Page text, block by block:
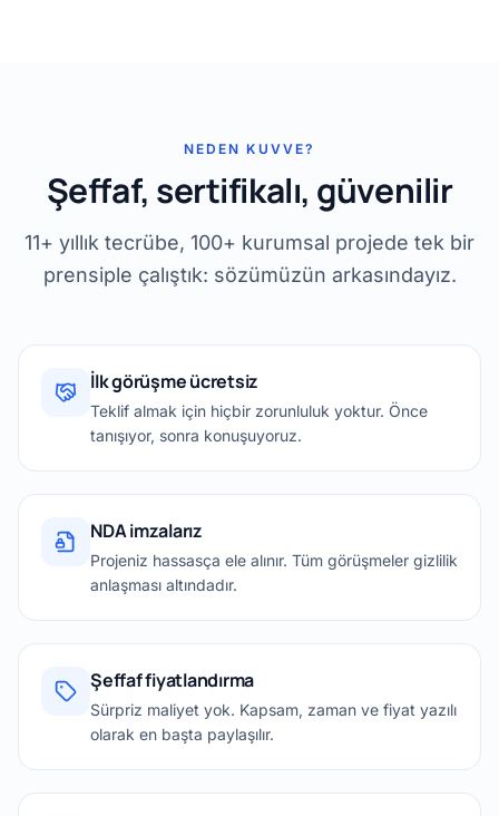
NEDEN KUVVE?
Şeffaf, sertifikalı, güvenilir
11+ yıllık tecrübe, 100+ kurumsal projede tek bir
prensiple çalıştık: sözümüzün arkasındayız.
İlk görüşme ücretsiz
Teklif almak için hiçbir zorunluluk yoktur. Önce
tanışıyor, sonra konuşuyoruz.
NDA imzalarız
Projeniz hassasça ele alınır. Tüm görüşmeler gizlilik
anlaşması altındadır.
Şeffaf fiyatlandırma
Sürpriz maliyet yok. Kapsam, zaman ve fiyat yazılı
olarak en başta paylaşılır.